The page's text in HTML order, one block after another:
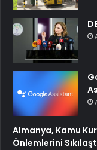
Almanya, Kamu
Önlemlerini